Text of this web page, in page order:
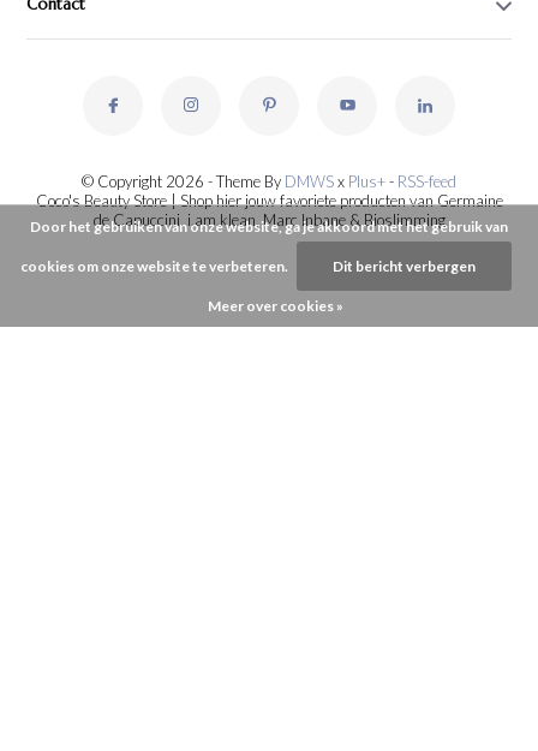
© Copyright 2026 - Theme By DMWSx Plus+- RSS-feed
Coco's Beauty Store | Shop hier jouw favoriete producten van Germaine
de Capuccini, i.am.klean, Marc Inbane & Bioslimming
Door het gebruiken van onze website, ga je akkoord met het gebruik van
cookies om onze website te verbeteren. Dit bericht verbergen
Meer over cookies »